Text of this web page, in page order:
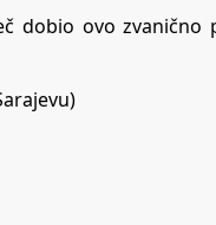
dobio ovo